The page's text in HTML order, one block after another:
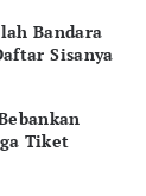
Bandara
Sisanya
Tiket